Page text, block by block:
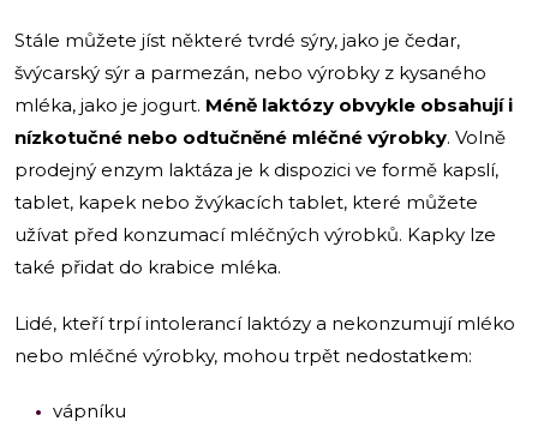
Stále můžete jíst některé tvrdé sýry, jako je čedar,
švýcarský sýr a parmezán, nebo výrobky z kysaného
mléka, jako je jogurt. Méně laktózy obvykle obsahují i
nízkotučné nebo odtučněné mléčné výrobky. Volně
prodejný enzym laktáza je k dispozici ve formě kapslí,
tablet, kapek nebo žvýkacích tablet, které můžete
užívat před konzumací mléčných výrobků. Kapky lze
také přidat do krabice mléka.
Lidé, kteří trpí intolerancí laktózy a nekonzumují mléko
nebo mléčné výrobky, mohou trpět nedostatkem:
vápníku